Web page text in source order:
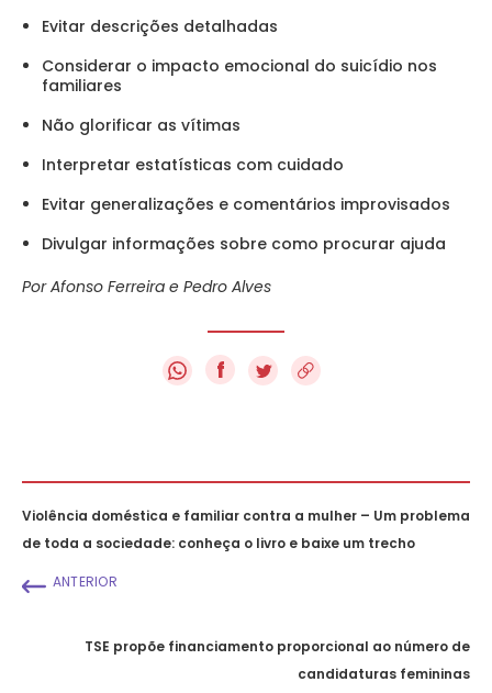
Evitar descrições detalhadas
Considerar o impacto emocional do suicídio nos
familiares
Não glorificar as vítimas
Interpretar estatísticas com cuidado
Evitar generalizações e comentários improvisados
Divulgar informações sobre como procurar ajuda
Por Afonso Ferreira e Pedro Alves
f
Violência doméstica e familiar contra a mulher – Um problema
de toda a sociedade: conheça o livro e baixe um trecho
ANTERIOR
TSE propõe financiamento proporcional ao número de
candidaturas femininas